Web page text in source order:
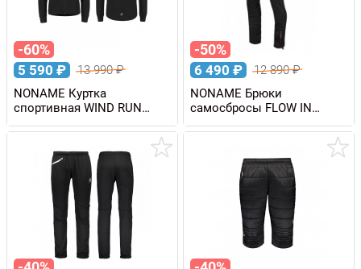
-60%
5 590 ₽ 13 990₽
NONAME Куртка
спортивная WIND RUN
JACKET мужская
-50%
6 490 ₽ 12 890₽
NONAME Брюки
самосбросы FLOW IN
MOTION PANTS